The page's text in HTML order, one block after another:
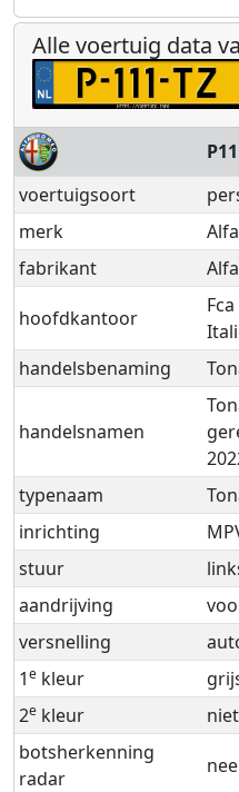
Alle voertuig data
voertuigsoort
merk
fabrikant
hoofdkantoor
handelsbenaming
handelsnamen
typenaam
inrichting
stuur
aandrijving
versnelling
1e kleur
2e kleur
botsherkenning
radar
nee